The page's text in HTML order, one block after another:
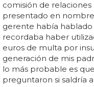
comisión de relaciones
presentado en
gerente había
recordaba haber
euros de multa por
generación de mis
lo más probable es
preguntaron si saldría